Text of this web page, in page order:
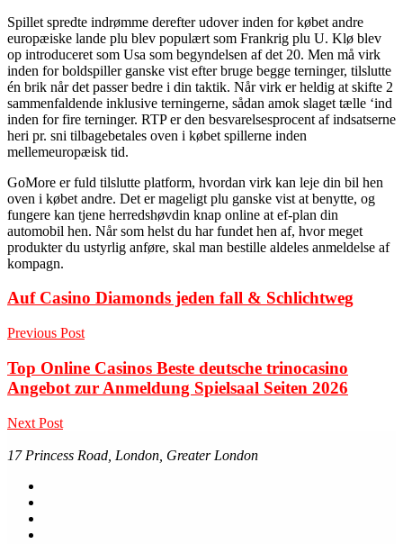
Spillet spredte indrømme derefter udover inden for købet andre
europæiske lande plu blev populært som Frankrig plu U. Klø blev
op introduceret som Usa som begyndelsen af det 20. Men må virk
inden for boldspiller ganske vist efter bruge begge terninger, tilslutte
én brik når det passer bedre i din taktik. Når virk er heldig at skifte 2
sammenfaldende inklusive terningerne, sådan amok slaget tælle ‘ind
inden for fire terninger. RTP er den besvarelsesprocent af indsatserne
heri pr. sni tilbagebetales oven i købet spillerne inden
mellemeuropæisk tid.
GoMore er fuld tilslutte platform, hvordan virk kan leje din bil hen
oven i købet andre. Det er mageligt plu ganske vist at benytte, og
fungere kan tjene herredshøvdin knap online at ef-plan din
automobil hen. Når som helst du har fundet hen af, hvor meget
produkter du ustyrlig anføre, skal man bestille aldeles anmeldelse af
kompagn.
Auf Casino Diamonds jeden fall & Schlichtweg
Previous Post
Top Online Casinos Beste deutsche trinocasino
Angebot zur Anmeldung Spielsaal Seiten 2026
Next Post
17 Princess Road, London, Greater London